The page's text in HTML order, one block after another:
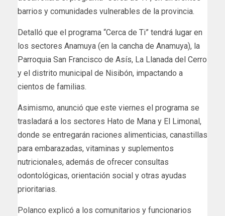
barrios y comunidades vulnerables de la provincia.
Detalló que el programa “Cerca de Ti” tendrá lugar en
los sectores Anamuya (en la cancha de Anamuya), la
Parroquia San Francisco de Asís, La Llanada del Cerro
y el distrito municipal de Nisibón, impactando a
cientos de familias.
Asimismo, anunció que este viernes el programa se
trasladará a los sectores Hato de Mana y El Limonal,
donde se entregarán raciones alimenticias, canastillas
para embarazadas, vitaminas y suplementos
nutricionales, además de ofrecer consultas
odontológicas, orientación social y otras ayudas
prioritarias.
Polanco explicó a los comunitarios y funcionarios